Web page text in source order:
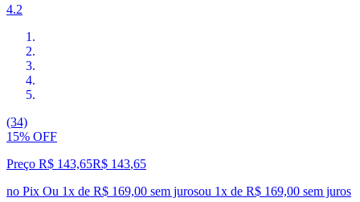
4.2
(34)
15% OFF
Preço R$ 143,65R$ 143,65
no Pix Ou 1x de R$ 169,00 sem jurosou 1x de R$ 169,00 sem juros